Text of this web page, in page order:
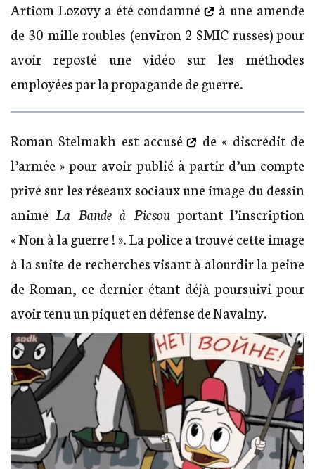
Artiom Lozovy a été condamné
à une amende
de 30 mille roubles (environ 2 SMIC russes) pour
avoir reposté une vidéo sur les méthodes
employées par la propagande de guerre.
Roman Stelmakh est accusé
de « discrédit de
l’armée » pour avoir publié à partir d’un compte
privé sur les réseaux sociaux une image du dessin
animé La Bande à Picsou portant l’inscription
« Non à la guerre ! ». La police a trouvé cette image
à la suite de recherches visant à alourdir la peine
de Roman, ce dernier étant déjà poursuivi pour
avoir tenu un piquet en défense de Navalny.